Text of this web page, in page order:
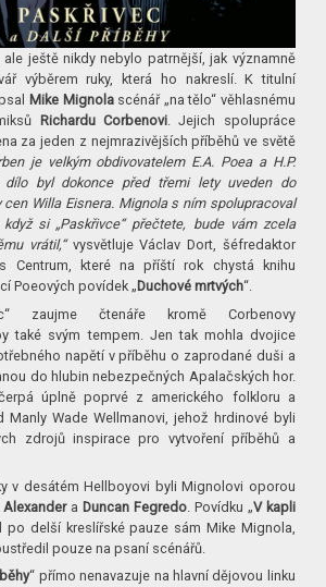
ještě nikdy nebylo patrnější, jak významně
výběrem ruky, která ho nakreslí. K titulní
Mike Mignolascénář „na tělo“ věhlasnému
Richardu Corbenovi. Jejich spolupráce
za jeden z nejmrazivějších příběhů ve světě
je velkým obdivovatelem E.A. Poea a H.P.
dílo byl dokonce před třemi lety uveden do
Willa Eisnera. Mignola s ním spolupracoval
si „Paskřivce“ přečtete, bude vám zcela
vrátil,“vysvětluje Václav Dort, šéfredaktor
Centrum, které na příští rok chystá knihu
Poeových povídek „ Duchové mrtvých“.
zaujme čtenáře kromě Corbenovy
také svým tempem. Jen tak mohla dvojice
napětí v příběhu o zaprodané duši a
do hlubin nebezpečných Apalačských hor.
úplně poprvé z amerického folkloru a
Manly Wade Wellmanovi, jehož hrdinové byli
zdrojů inspirace pro vytvoření příběhů a
v desátém Hellboyovi byli Mignolovi oporou
a Duncan Fegredo. Povídku „V kapli
po delší kreslířské pauze sám Mike Mignola,
pouze na psaní scénářů.
“ přímo nenavazuje na hlavní dějovou linku